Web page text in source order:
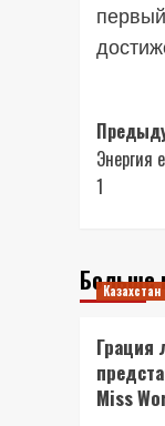
Энергия
1
Больше
Казахстан
Грация
Miss